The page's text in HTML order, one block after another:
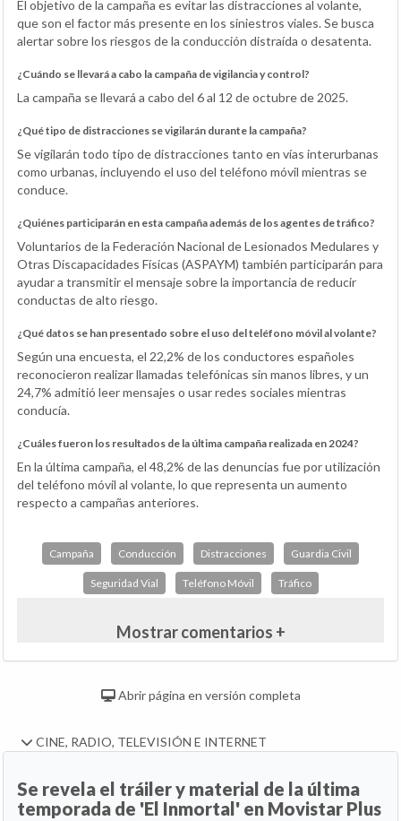
El objetivo de la campaña es evitar las distracciones al volante,
que son el factor más presente en los siniestros viales. Se busca
alertar sobre los riesgos de la conducción distraída o desatenta.
¿Cuándo se llevará a cabo la campaña de vigilancia y control?
La campaña se llevará a cabo del 6 al 12 de octubre de 2025.
¿Qué tipo de distracciones se vigilarán durante la campaña?
Se vigilarán todo tipo de distracciones tanto en vías interurbanas
como urbanas, incluyendo el uso del teléfono móvil mientras se
conduce.
¿Quiénes participarán en esta campaña además de los agentes de tráfico?
Voluntarios de la Federación Nacional de Lesionados Medulares y
Otras Discapacidades Físicas (ASPAYM) también participarán para
ayudar a transmitir el mensaje sobre la importancia de reducir
conductas de alto riesgo.
¿Qué datos se han presentado sobre el uso del teléfono móvil al volante?
Según una encuesta, el 22,2% de los conductores españoles
reconocieron realizar llamadas telefónicas sin manos libres, y un
24,7% admitió leer mensajes o usar redes sociales mientras
conducía.
¿Cuáles fueron los resultados de la última campaña realizada en 2024?
En la última campaña, el 48,2% de las denuncias fue por utilización
del teléfono móvil al volante, lo que representa un aumento
respecto a campañas anteriores.
Campaña Conducción Distracciones Guardia Civil
Seguridad Vial Teléfono Móvil Tráfico
Mostrar comentarios +
Abrir página en versión completa
CINE, RADIO, TELEVISIÓN E INTERNET
Se revela el tráiler y material de la última
temporada de 'El Inmortal' en Movistar Plus